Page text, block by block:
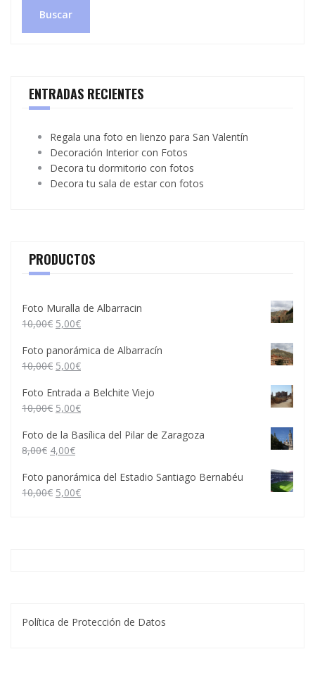
Buscar
ENTRADAS RECIENTES
Regala una foto en lienzo para San Valentín
Decoración Interior con Fotos
Decora tu dormitorio con fotos
Decora tu sala de estar con fotos
PRODUCTOS
Foto Muralla de Albarracin
10,00€ 5,00€
Foto panorámica de Albarracín
10,00€ 5,00€
Foto Entrada a Belchite Viejo
10,00€ 5,00€
Foto de la Basílica del Pilar de Zaragoza
8,00€ 4,00€
Foto panorámica del Estadio Santiago Bernabéu
10,00€ 5,00€
Política de Protección de Datos